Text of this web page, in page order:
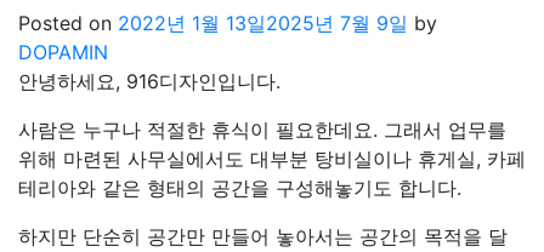
Posted on 2022년 1월 13일2025년 7월 9일 by
DOPAMIN
안녕하세요, 916디자인입니다.
사람은 누구나 적절한 휴식이 필요한데요. 그래서 업무를
위해 마련된 사무실에서도 대부분 탕비실이나 휴게실, 카페
테리아와 같은 형태의 공간을 구성해놓기도 합니다.
하지만 단순히 공간만 만들어 놓아서는 공간의 목적을 달